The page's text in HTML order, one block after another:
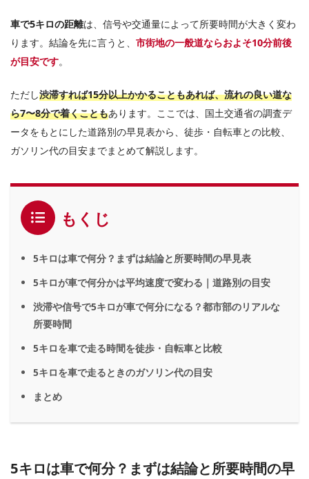
車で5キロの距離は、信号や交通量によって所要時間が大きく変わ
ります。結論を先に言うと、 市街地の一般道ならおよそ10分前後
が目安です。
ただし渋滞すれば15分以上かかることもあれば、流れの良い道な
ら7〜8分で着くこともあります。ここでは、国土交通省の調査デ
ータをもとにした道路別の早見表から、徒歩・自転車との比較、
ガソリン代の目安までまとめて解説します。
もくじ
5キロは車で何分？まずは結論と所要時間の早見表
5キロが車で何分かは平均速度で変わる｜道路別の目安
渋滞や信号で5キロが車で何分になる？都市部のリアルな
所要時間
5キロを車で走る時間を徒歩・自転車と比較
5キロを車で走るときのガソリン代の目安
まとめ
5キロは車で何分？まずは結論と所要時間の早